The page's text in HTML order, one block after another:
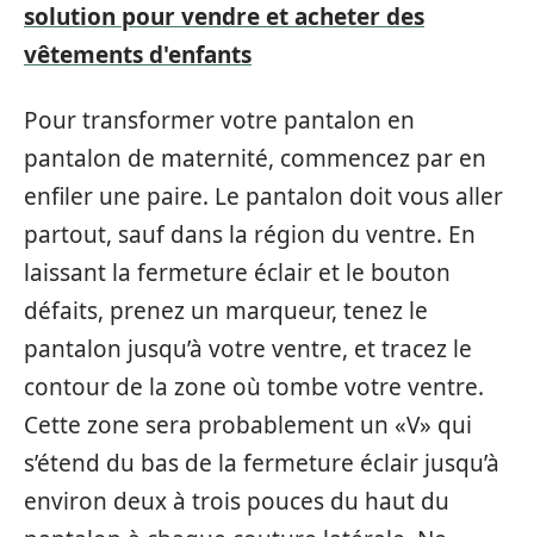
solution pour vendre et acheter des
vêtements d'enfants
Pour transformer votre pantalon en
pantalon de maternité, commencez par en
enfiler une paire. Le pantalon doit vous aller
partout, sauf dans la région du ventre. En
laissant la fermeture éclair et le bouton
défaits, prenez un marqueur, tenez le
pantalon jusqu’à votre ventre, et tracez le
contour de la zone où tombe votre ventre.
Cette zone sera probablement un «V» qui
s’étend du bas de la fermeture éclair jusqu’à
environ deux à trois pouces du haut du